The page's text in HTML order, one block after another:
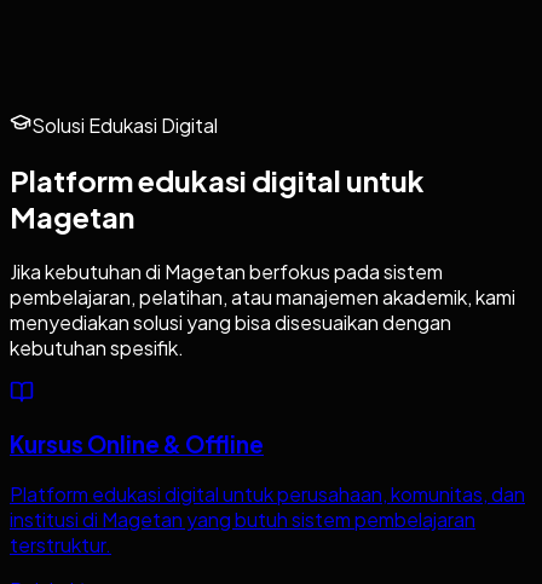
Solusi Edukasi Digital
Platform edukasi digital untuk
Magetan
Jika kebutuhan di Magetanberfokus pada sistem
pembelajaran, pelatihan, atau manajemen akademik, kami
menyediakan solusi yang bisa disesuaikan dengan
kebutuhan spesifik.
Kursus Online & Offline
Platform edukasi digital untuk perusahaan, komunitas, dan
institusi di Magetan yang butuh sistem pembelajaran
terstruktur.